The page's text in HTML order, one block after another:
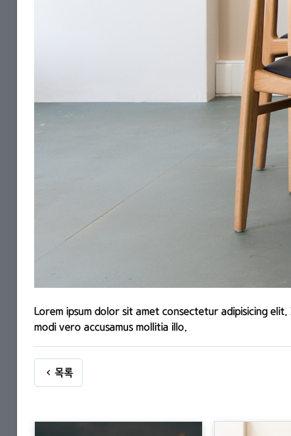
Lorem ipsum dolor sit amet consectetur adipisicing
modi vero accusamus mollitia illo.
목록